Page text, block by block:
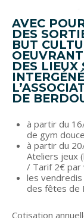
AVEC
DES
BUT
DES LIEUX
DE
à partir du
de gym
à partir du
Ateliers jeux
/ Tarif 2€
les vendredis
des fêtes de
Cotisation